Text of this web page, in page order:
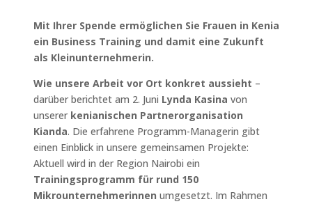
Mit Ihrer Spende ermöglichen Sie Frauen in Kenia
ein Business Training und damit eine Zukunft
als Kleinunternehmerin.
Wie unsere Arbeit vor Ort konkret aussieht –
darüber berichtet am 2. Juni Lynda Kasina von
unserer kenianischen Partnerorganisation
Kianda. Die erfahrene Programm-Managerin gibt
einen Einblick in unsere gemeinsamen Projekte:
Aktuell wird in der Region Nairobi ein
Trainingsprogramm für rund 150
Mikrounternehmerinnen umgesetzt. Im Rahmen